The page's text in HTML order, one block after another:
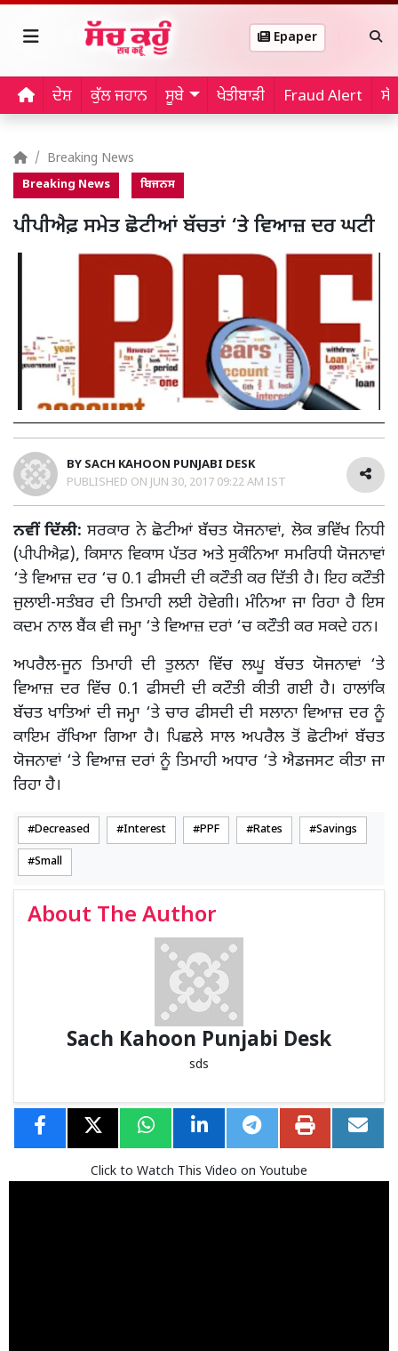
Epaper
ਦੇਸ਼ ਕੁੱਲ ਜਹਾਨ ਸੂਬੇ ਖੇਤੀਬਾੜੀ Fraud Alert
Breaking News
Breaking News ਬਿਜਨਸ
ਪੀਪੀਐਫ਼ ਸਮੇਤ ਛੋਟੀਆਂ ਬੱਚਤਾਂ ‘ਤੇ ਵਿਆਜ਼ ਦਰ ਘਟੀ
BY SACH KAHOON PUNJABI DESK
PUBLISHED ON JUN 30, 2017 09:22 AM IST
ਨਵੀਂ ਦਿੱਲੀ: ਸਰਕਾਰ ਨੇ ਛੋਟੀਆਂ ਬੱਚਤ ਯੋਜਨਾਵਾਂ, ਲੋਕ ਭਵਿੱਖ ਨਿਧੀ
(ਪੀਪੀਐਫ਼), ਕਿਸਾਨ ਵਿਕਾਸ ਪੱਤਰ ਅਤੇ ਸੁਕੰਨਿਆ ਸਮਰਿਧੀ ਯੋਜਨਾਵਾਂ
‘ਤੇ ਵਿਆਜ਼ ਦਰ ‘ਚ 0.1 ਫੀਸਦੀ ਦੀ ਕਟੌਤੀ ਕਰ ਦਿੱਤੀ ਹੈ। ਇਹ ਕਟੌਤੀ
ਜੁਲਾਈ-ਸਤੰਬਰ ਦੀ ਤਿਮਾਹੀ ਲਈ ਹੋਵੇਗੀ। ਮੰਨਿਆ ਜਾ ਰਿਹਾ ਹੈ ਇਸ
ਕਦਮ ਨਾਲ ਬੈਂਕ ਵੀ ਜਮ੍ਹਾ ‘ਤੇ ਵਿਆਜ਼ ਦਰਾਂ ‘ਚ ਕਟੌਤੀ ਕਰ ਸਕਦੇ ਹਨ।
ਅਪਰੈਲ-ਜੂਨ ਤਿਮਾਹੀ ਦੀ ਤੁਲਨਾ ਵਿੱਚ ਲਘੂ ਬੱਚਤ ਯੋਜਨਾਵਾਂ ‘ਤੇ
ਵਿਆਜ਼ ਦਰ ਵਿੱਚ 0.1 ਫੀਸਦੀ ਦੀ ਕਟੌਤੀ ਕੀਤੀ ਗਈ ਹੈ। ਹਾਲਾਂਕਿ
ਬੱਚਤ ਖਾਤਿਆਂ ਦੀ ਜਮ੍ਹਾ ‘ਤੇ ਚਾਰ ਫੀਸਦੀ ਦੀ ਸਲਾਨਾ ਵਿਆਜ਼ ਦਰ ਨੂੰ
ਕਾਇਮ ਰੱਖਿਆ ਗਿਆ ਹੈ। ਪਿਛਲੇ ਸਾਲ ਅਪਰੈਲ ਤੋਂ ਛੋਟੀਆਂ ਬੱਚਤ
ਯੋਜਨਾਵਾਂ ‘ਤੇ ਵਿਆਜ਼ ਦਰਾਂ ਨੂੰ ਤਿਮਾਹੀ ਅਧਾਰ ‘ਤੇ ਐਡਜਸਟ ਕੀਤਾ ਜਾ
ਰਿਹਾ ਹੈ।
Decreased Interest PPF Rates Savings
Small
About The Author
Sach Kahoon Punjabi Desk
sds
Click to Watch This Video on Youtube